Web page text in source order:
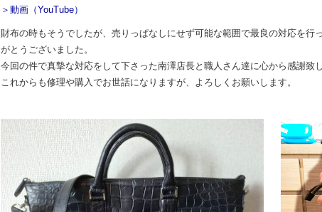
＞動画（YouTube）
財布の時もそうでしたが、売りっぱなしにせず可能な範囲で最良の対応を行
がとうございました。
今回の件で真摯な対応をして下さった南澤店長と職人さん達に心から感謝致
これからも修理や購入でお世話になりますが、よろしくお願いします。